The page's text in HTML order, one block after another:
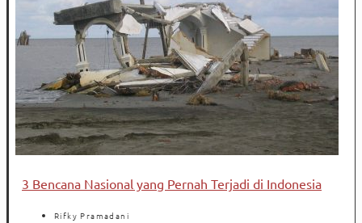
3 Bencana Nasional yang Pernah Terjadi di Indonesia
Rifky Pramadani